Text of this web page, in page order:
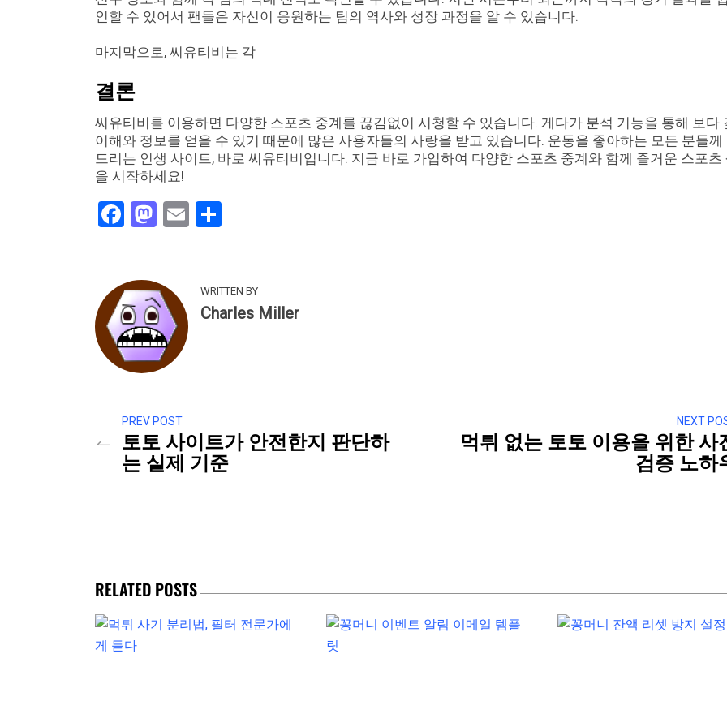
인할 수 있어서 팬들은 자신이 응원하는 팀의 역사와 성장 과정을 알 수 있습니다.
마지막으로, 씨유티비는 각
결론
씨유티비를 이용하면 다양한 스포츠 중계를 끊김없이 시청할 수 있습니다. 게다가 분석 기능을 통해 보다
이해와 정보를 얻을 수 있기 때문에 많은 사용자들의 사랑을 받고 있습니다. 운동을 좋아하는 모든 분들께
드리는 인생 사이트, 바로 씨유티비입니다. 지금 바로 가입하여 다양한 스포츠 중계와 함께 즐거운 스포츠
을 시작하세요!
Facebook
Mastodon
Email
WRITTEN BY
Charles Miller
PREV POST
토토 사이트가 안전한지 판단하
는 실제 기준
NEXT
먹튀 없는 토토 이용을 위한 사
검증 노하
RELATED POSTS